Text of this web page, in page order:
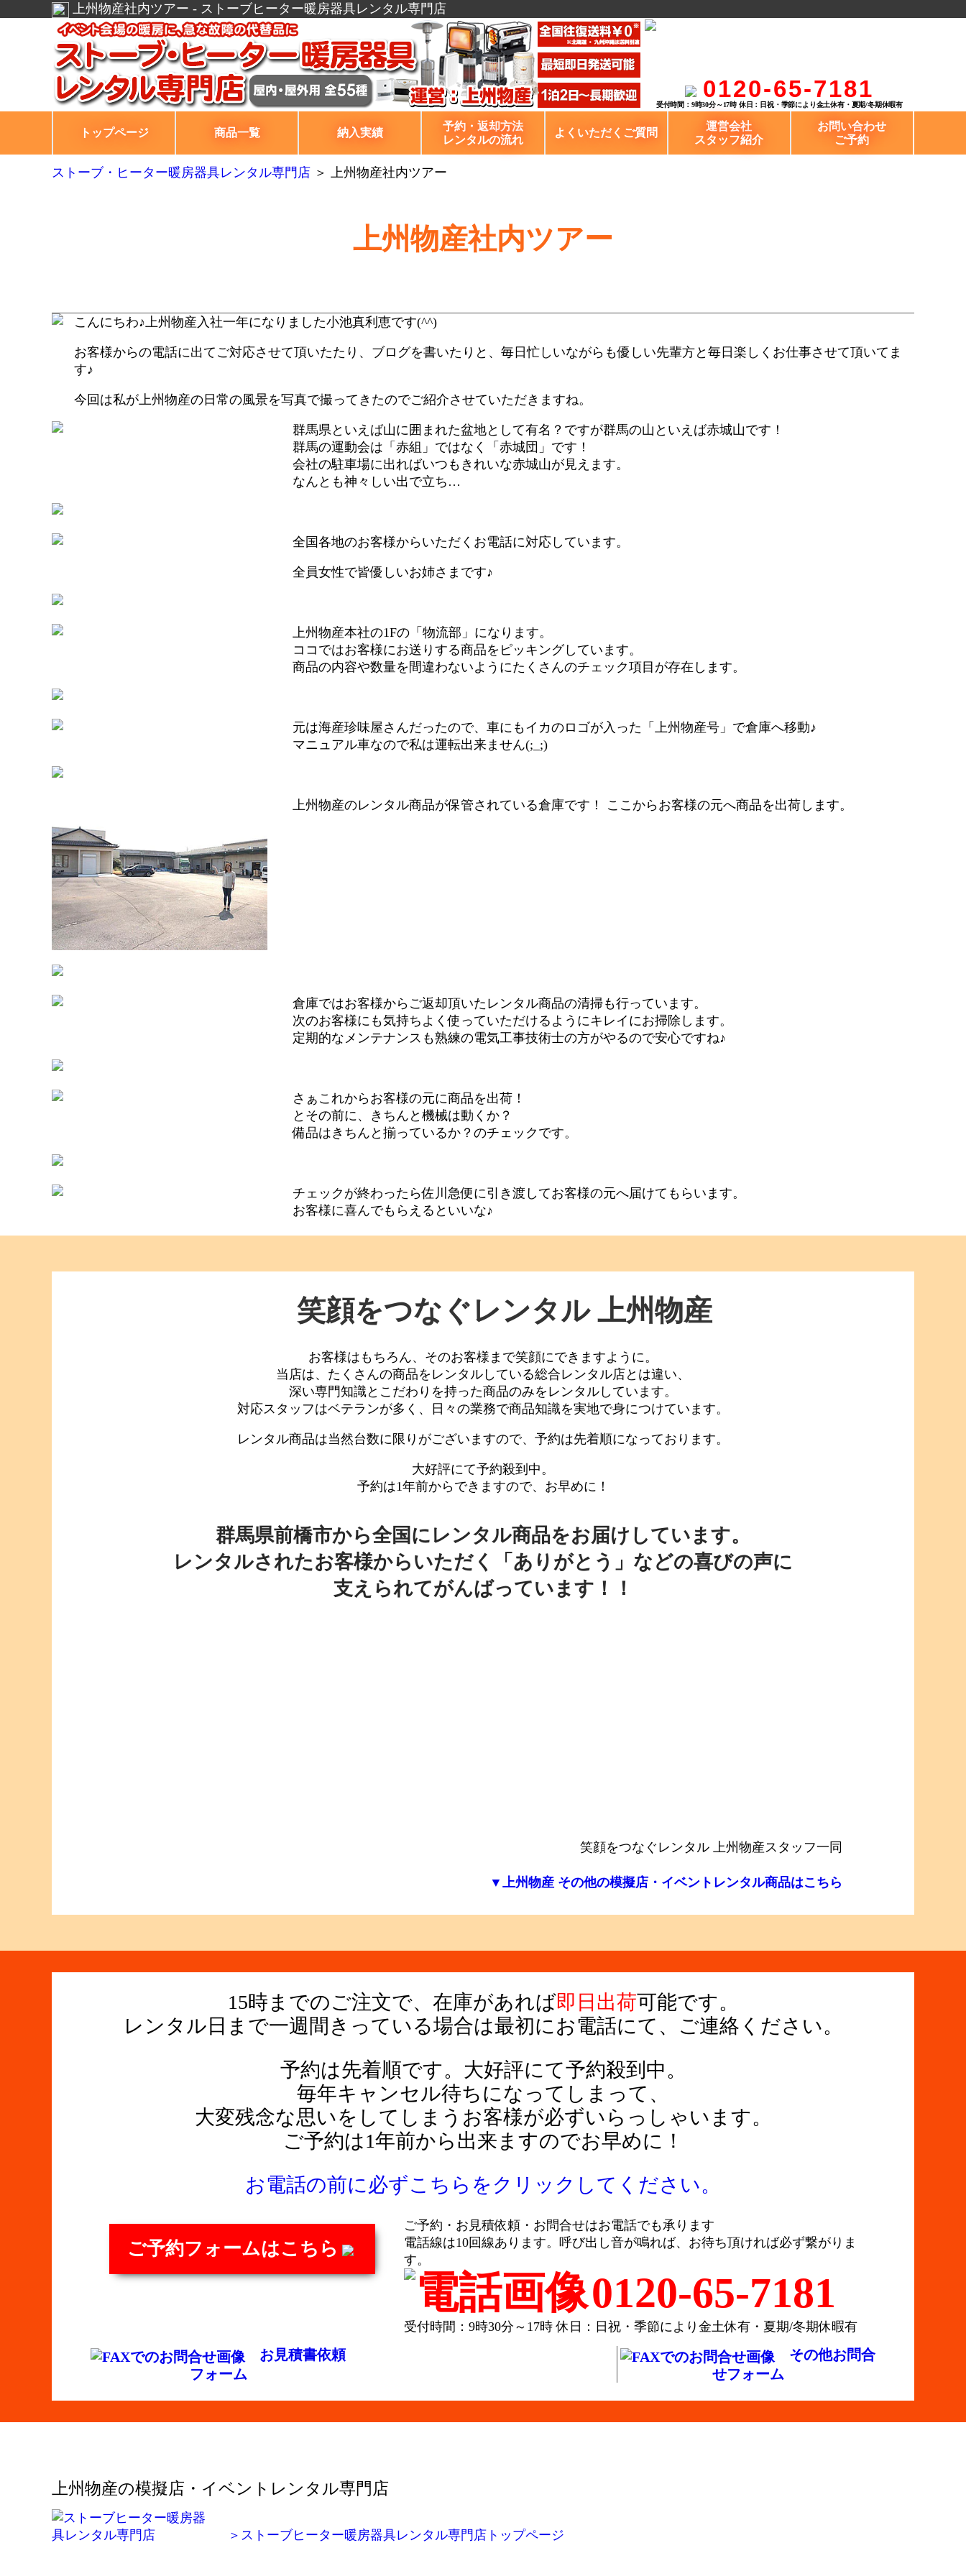
上州物産社内ツアー - ストーブヒーター暖房器具レンタル専門店
0120-65-7181
受付時間：9時30分～17時 休日：日祝・季節により金土休有・夏期/冬期休暇有
トップページ 商品一覧 納入実績
予約・返却方法
レンタルの流れ
よくいただくご質問
運営会社
スタッフ紹介
お問い合わせ
ご予約
ストーブ・ヒーター暖房器具レンタル専門店 ＞ 上州物産社内ツアー
上州物産社内ツアー
こんにちわ♪上州物産入社一年になりました小池真利恵です(^^)
お客様からの電話に出てご対応させて頂いたたり、ブログを書いたりと、毎日忙しいながらも優しい先輩方と毎日楽しくお仕事させて頂いてま
す♪
今回は私が上州物産の日常の風景を写真で撮ってきたのでご紹介させていただきますね。
群馬県といえば山に囲まれた盆地として有名？ですが群馬の山といえば赤城山です！
群馬の運動会は「赤組」ではなく「赤城団」です！
会社の駐車場に出ればいつもきれいな赤城山が見えます。
なんとも神々しい出で立ち…
全国各地のお客様からいただくお電話に対応しています。
全員女性で皆優しいお姉さまです♪
上州物産本社の1Fの「物流部」になります。
ココではお客様にお送りする商品をピッキングしています。
商品の内容や数量を間違わないようにたくさんのチェック項目が存在します。
元は海産珍味屋さんだったので、車にもイカのロゴが入った「上州物産号」で倉庫へ移動♪
マニュアル車なので私は運転出来ません(;_;)
上州物産のレンタル商品が保管されている倉庫です！ ここからお客様の元へ商品を出荷します。
倉庫ではお客様からご返却頂いたレンタル商品の清掃も行っています。
次のお客様にも気持ちよく使っていただけるようにキレイにお掃除します。
定期的なメンテナンスも熟練の電気工事技術士の方がやるので安心ですね♪
さぁこれからお客様の元に商品を出荷！
とその前に、きちんと機械は動くか？
備品はきちんと揃っているか？のチェックです。
チェックが終わったら佐川急便に引き渡してお客様の元へ届けてもらいます。
お客様に喜んでもらえるといいな♪
笑顔をつなぐレンタル 上州物産
お客様はもちろん、 そのお客様まで笑顔にできますように。
当店は、たくさんの商品をレンタルしている総合レンタル店とは違い、
深い専門知識とこだわりを持った商品のみを レンタルしています。
対応スタッフはベテランが多く、
日々の業務で商品知識を実地で身につけています。
レンタル商品は当然台数に限りがございますので、 予約は先着順になっております。
大好評にて予約殺到中。
予約は1年前からできますので、お早めに！
群馬県前橋市から全国にレンタル商品をお届けしています。
レンタルされたお客様からいただく「ありがとう」などの喜びの声に
支えられてがんばっています！！
笑顔をつなぐレンタル 上州物産スタッフ一同
▼上州物産 その他の模擬店・イベントレンタル商品はこちら
15時までのご注文で、在庫があれば即日出荷可能です。
レンタル日まで一週間きっている場合は最初にお電話にて、ご連絡ください。
予約は先着順です。大好評にて予約殺到中。
毎年キャンセル待ちになってしまって、
大変残念な思いをしてしまう お客様が必ずいらっしゃいます。
ご予約は1年前から出来ますのでお早めに！
お電話の前に必ずこちらをクリックしてください。
ご予約フォームはこちら
ご予約・お見積依頼・お問合せはお電話でも承ります
電話線は10回線あります。呼び出し音が鳴れば、お待ち頂ければ必ず繋がりま
す。
0120-65-7181
受付時間：9時30分～17時休日：日祝・季節により金土休有・夏期/冬期休暇有
お見積書依頼
フォーム
その他お問合
せフォーム
上州物産の模擬店・イベントレンタル専門店
＞ストーブヒーター暖房器具レンタル専門店トップページ